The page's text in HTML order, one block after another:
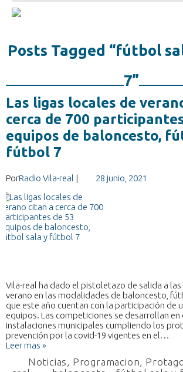
Posts Tagged “fútbol
7”
Las ligas locales de
cerca de 700
equipos de baloncesto,
fútbol 7
PorRadio Vila-real | 28 junio, 2021
Vila-real ha dado el pistoletazo de salida a
verano en las modalidades de baloncesto,
que este año cuentan con la participación de
equipos. Las competiciones se desarrollan en
instalaciones municipales cumpliendo los
prevención por la covid-19 vigentes en el…
Leer mas »
Noticias, Programacion,